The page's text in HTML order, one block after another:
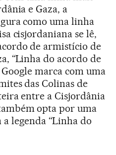
e Gaza, a
como uma linha
cisjordaniana se lê,
de armistício de
“Linha do acordo de
marca com uma
das Colinas de
entre a Cisjordânia
opta por uma
legenda “Linha do